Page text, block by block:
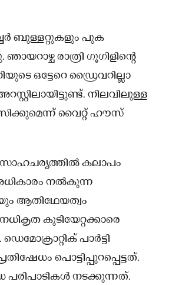
ബുള്ളറ്റുകളും പുക
രാത്രി ഗൂഗിളിന്റെ
ഒട്ടേറെ ഡ്രൈവറില്ലാ
നിലവിലുള്ള
വൈറ്റ് ഹൗസ്
കലാപം
നൽകുന്ന
ആതിഥേയത്വം
കുടിയേറ്റക്കാരെ
പാർട്ടി
പൊട്ടിപ്പുറപ്പെട്ടത്.
നടക്കുന്നത്.